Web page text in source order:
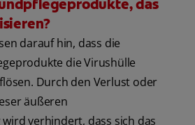
das
darauf hin, dass die
die Virushülle
Durch den Verlust oder
äußeren
verhindert, dass sich das